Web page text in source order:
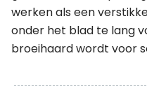
werken als een
onder het blad te lang
broeihaard wordt voor